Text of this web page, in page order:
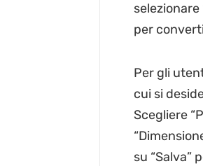
selezionare
per
Per gli
cui si
Scegliere
su “Salva”